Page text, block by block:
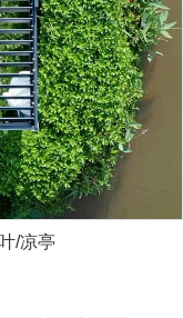
/凉亭